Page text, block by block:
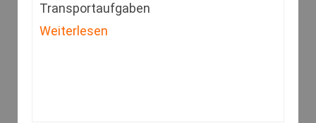
Transportaufgaben
Weiterlesen